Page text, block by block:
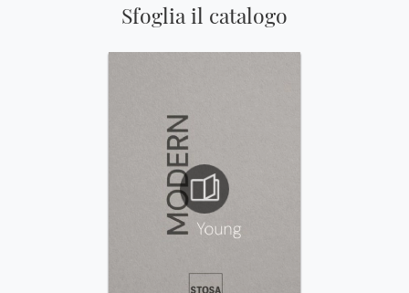
Sfoglia il catalogo